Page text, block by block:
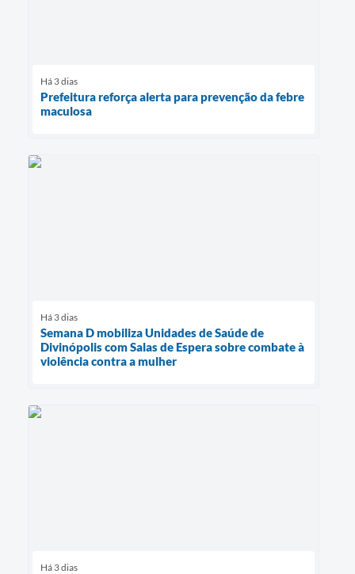
Há 3 dias
Prefeitura reforça alerta para prevenção da febre
maculosa
Há 3 dias
Semana D mobiliza Unidades de Saúde de
Divinópolis com Salas de Espera sobre combate à
violência contra a mulher
Há 3 dias